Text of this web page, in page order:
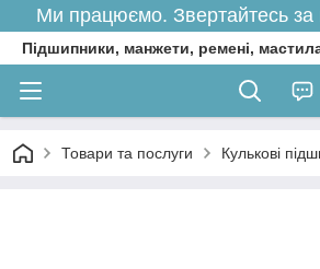
Ми працюємо. Звертайтесь за
Підшипники, манжети, ремені,
Товари та послуги Кулькові